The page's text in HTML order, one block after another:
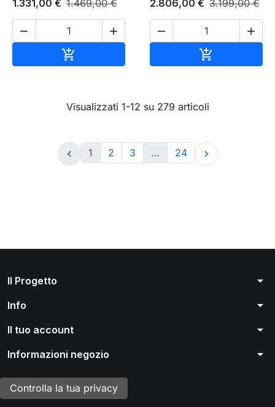
1.331,00 € 1.469,00 €
 

2.806,00 € 3.199,00 €
 

Visualizzati 1-12 su 279 articoli
 1 2 3 … 24 
Il Progetto arrow_drop_down
Info arrow_drop_down
Il tuo account arrow_drop_down
Informazioni negozio arrow_drop_down
Controlla la tua privacy